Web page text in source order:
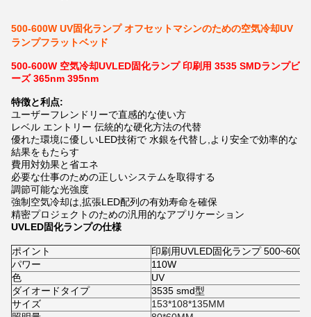
500-600W UV固化ランプ オフセットマシンのための空気冷却UV
ランプフラットベッド
500-600W 空気冷却UVLED固化ランプ 印刷用 3535 SMDランプビ
ーズ 365nm 395nm
特徴と利点:
ユーザーフレンドリーで直感的な使い方
レベル エントリー 伝統的な硬化方法の代替
優れた環境に優しいLED技術で 水銀を代替し,より安全で効率的な
結果をもたらす
費用対効果と省エネ
必要な仕事のための正しいシステムを取得する
調節可能な光強度
強制空気冷却は,拡張LED配列の有効寿命を確保
精密プロジェクトのための汎用的なアプリケーション
UVLED固化ランプの仕様
ポイント
印刷用UVLED固化ランプ 500~600W
パワー
110W
色
UV
ダイオードタイプ
3535 smd型
サイズ
153*108*135MM